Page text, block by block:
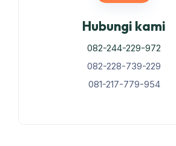
Hubungi kami
082-244-229-972
082-228-739-229
081-217-779-954